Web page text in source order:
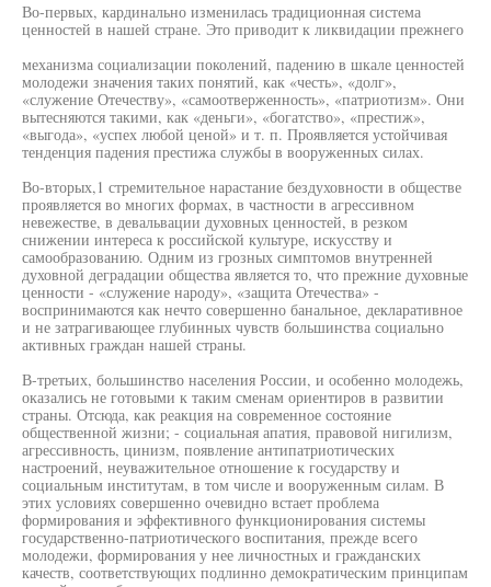
Во-первых, кардинально изменилась традиционная система
ценностей в нашей стране. Это приводит к ликвидации прежнего
механизма социализации поколений, падению в шкале ценностей
молодежи значения таких понятий, как «честь», «долг»,
«служение Отечеству», «самоотверженность», «патриотизм». Они
вытесняются такими, как «деньги», «богатство», «престиж»,
«выгода», «успех любой ценой» и т. п. Проявляется устойчивая
тенденция падения престижа службы в вооруженных силах.
Во-вторых,1 стремительное нарастание бездуховности в обществе
проявляется во многих формах, в частности в агрессивном
невежестве, в девальвации духовных ценностей, в резком
снижении интереса к российской культуре, искусству и
самообразованию. Одним из грозных симптомов внутренней
духовной деградации общества является то, что прежние духовные
ценности - «служение народу», «защита Отечества» -
воспринимаются как нечто совершенно банальное, декларативное
и не затрагивающее глубинных чувств большинства социально
активных граждан нашей страны.
В-третьих, большинство населения России, и особенно молодежь,
оказались не готовыми к таким сменам ориентиров в развитии
страны. Отсюда, как реакция на современное состояние
общественной жизни; - социальная апатия, правовой нигилизм,
агрессивность, цинизм, появление антипатриотических
настроений, неуважительное отношение к государству и
социальным институтам, в том числе и вооруженным силам. В
этих условиях совершенно очевидно встает проблема
формирования и эффективного функционирования системы
государственно-патриотического воспитания, прежде всего
молодежи, формирования у нее личностных и гражданских
качеств, соответствующих подлинно демократическим принципам